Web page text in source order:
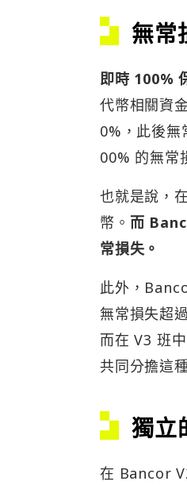
無常
即時 100%
代幣相關資
0%，此後無
00% 的無常
也就是說，
幣。 而
常損失。
此外，
無常損失超
而在 V3 班
共同分擔這
獨立
在 Bancor